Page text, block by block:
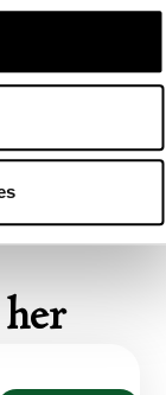
i kælderen
fra den
i